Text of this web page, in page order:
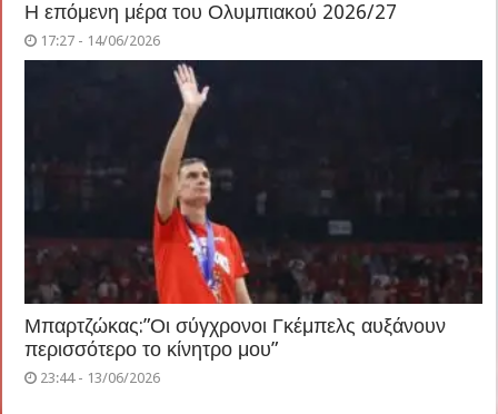
Η επόμενη μέρα του Ολυμπιακού 2026/27
17:27 - 14/06/2026
Μπαρτζώκας:”Οι σύγχρονοι Γκέμπελς αυξάνουν
περισσότερο το κίνητρο μου”
23:44 - 13/06/2026